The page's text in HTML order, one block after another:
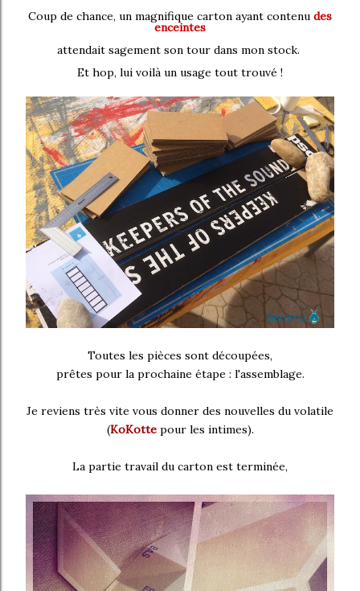
Coup de chance, un magnifique carton ayant contenu des
enceintes
attendait sagement son tour dans mon stock.
Et hop, lui voilà un usage tout trouvé !
Toutes les pièces sont découpées,
prêtes pour la prochaine étape : l'assemblage.
Je reviens très vite vous donner des nouvelles du volatile
(KoKottepour les intimes).
La partie travail du carton est terminée,